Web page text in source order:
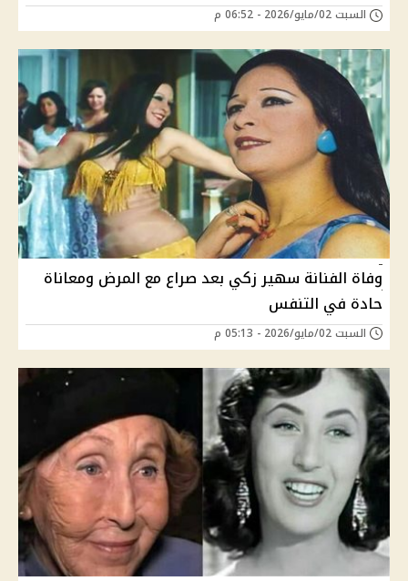
السبت 02/مايو/2026 - 06:52 م
وفاة الفنانة سهير زكي بعد صراع مع المرض ومعاناة
حادة في التنفس
السبت 02/مايو/2026 - 05:13 م